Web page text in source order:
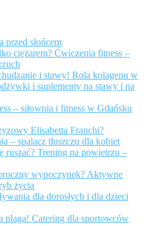
przed słońcem
ciężarem? Ćwiczenia fitness –
i stawy! Rola kolagenu w
i suplementy na stawy i na
– siłownia i fitness w Gdańsku
Elisabetta Franchi?
– spalacz tłuszczu dla kobiet
ruszać? Trening na powietrzu –
wypoczynek? Aktywne
życia
dla dorosłych i dla dzieci
plaga! Catering dla sportowców